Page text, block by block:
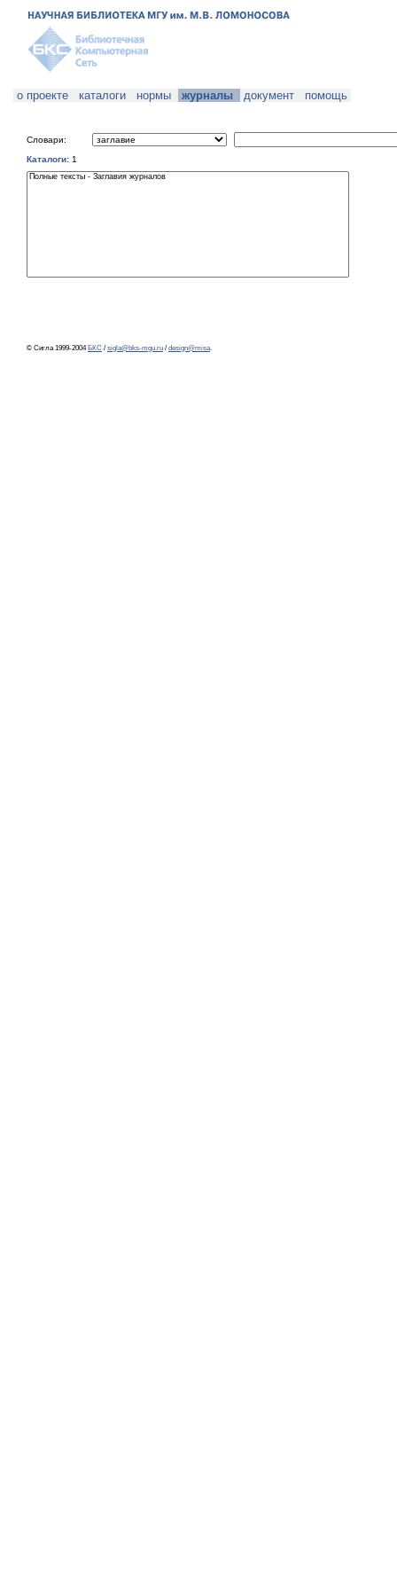
о проекте каталоги нормы журналы документ помощь
Словари:
Каталоги: 1
© Сигла 1999-2004 БКС / sigla@bks-mgu.ru / design@misa.